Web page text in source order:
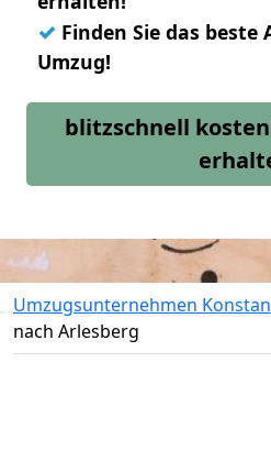
✓ Finden Sie das
Umzug!
blitzschnell
Umzugsunternehmen
nach Arlesberg